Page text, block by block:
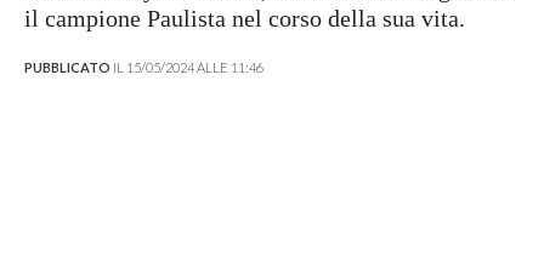
il campione Paulista nel corso della sua vita.
PUBBLICATO IL 15/05/2024 ALLE 11:46